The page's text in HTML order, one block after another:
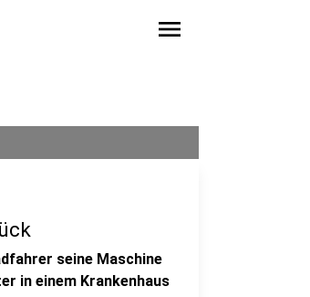
menu
seine Maschine
in einem Krankenhaus